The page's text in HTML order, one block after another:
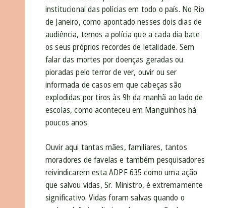
institucional das polícias em todo o país. No Rio
de Janeiro, como apontado nesses dois dias de
audiência, temos a polícia que a cada dia bate
os seus próprios recordes de letalidade. Sem
falar das mortes por doenças geradas ou
pioradas pelo terror de ver, ouvir ou ser
informada de casos em que cabeças são
explodidas por tiros às 9h da manhã ao lado de
escolas, como aconteceu em Manguinhos há
poucos anos.
Ouvir aqui tantas mães, familiares, tantos
moradores de favelas e também pesquisadores
reivindicarem esta ADPF 635 como uma ação
que salvou vidas, Sr. Ministro, é extremamente
significativo. Vidas foram salvas quando o